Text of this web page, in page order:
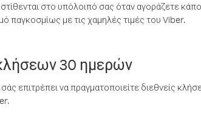
στο υπόλοιπό σας όταν αγοράζετε
παγκοσμίως με τις χαμηλές τιμές του Viber.
30 ημερών
επιτρέπει να πραγματοποιείτε διεθνείς